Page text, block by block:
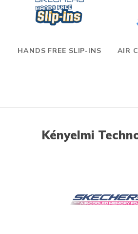
HANDS FREE SLIP-INS
AIR
Kényelmi